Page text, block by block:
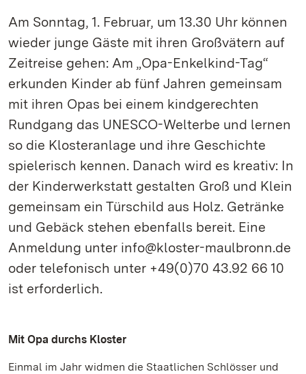
Am Sonntag, 1. Februar, um 13.30 Uhr können
wieder junge Gäste mit ihren Großvätern auf
Zeitreise gehen: Am „Opa-Enkelkind-Tag“
erkunden Kinder ab fünf Jahren gemeinsam
mit ihren Opas bei einem kindgerechten
Rundgang das UNESCO-Welterbe und lernen
so die Klosteranlage und ihre Geschichte
spielerisch kennen. Danach wird es kreativ: In
der Kinderwerkstatt gestalten Groß und Klein
gemeinsam ein Türschild aus Holz. Getränke
und Gebäck stehen ebenfalls bereit. Eine
Anmeldung unter info@kloster-maulbronn.de
oder telefonisch unter +49(0)70 43.92 66 10
ist erforderlich.
Mit Opa durchs Kloster
Einmal im Jahr widmen die Staatlichen Schlösser und